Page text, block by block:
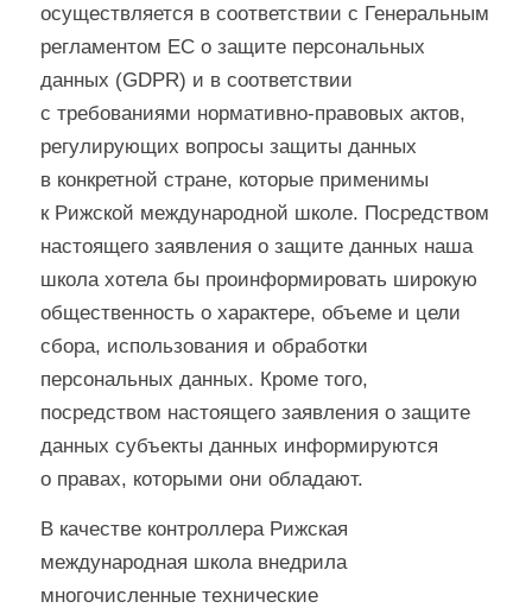
осуществляется в соответствии с Генеральным
регламентом ЕС о защите персональных
данных (GDPR) и в соответствии
с требованиями нормативно-правовых актов,
регулирующих вопросы защиты данных
в конкретной стране, которые применимы
к Рижской международной школе. Посредством
настоящего заявления о защите данных наша
школа хотела бы проинформировать широкую
общественность о характере, объеме и цели
сбора, использования и обработки
персональных данных. Кроме того,
посредством настоящего заявления о защите
данных субъекты данных информируются
о правах, которыми они обладают.
В качестве контроллера Рижская
международная школа внедрила
многочисленные технические